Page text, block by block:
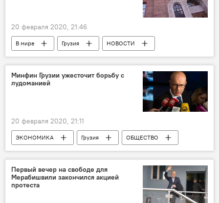
20 февраля 2020, 21:46
В мире Грузия
НОВОСТИ
1TV – Первый канал. Общественное телевидение Грузии
ПРОИСШЕСТВИЯ
Минфин Грузии ужесточит борьбу с
лудоманией
20 февраля 2020, 21:11
ЭКОНОМИКА Грузия
ОБЩЕСТВО
НОВОСТИ
Первый вечер на свободе для
Мерабишвили закончился акцией
протеста